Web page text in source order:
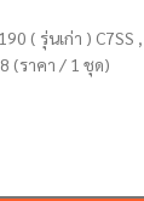
( รุ่นเก่า ) C7SS ,
(ราคา / 1 ชุด)